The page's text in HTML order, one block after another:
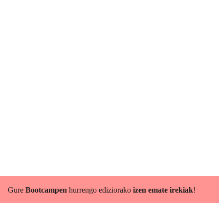
Gure Bootcampen hurrengo ediziorako izen emate irekiak!